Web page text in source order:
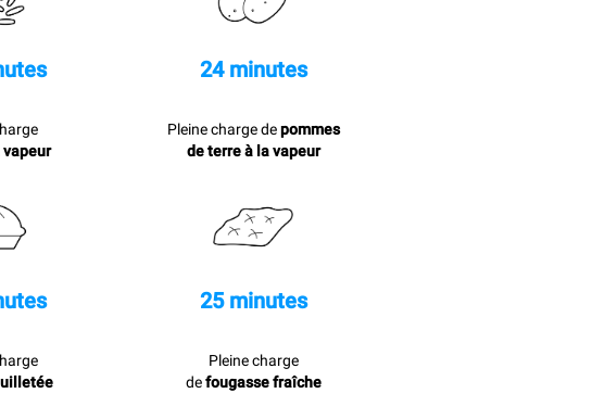
vapeur
24 minutes
Pleine charge depommes
de terre à la vapeur
25 minutes
Pleine charge
defougasse fraîche